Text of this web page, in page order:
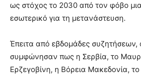
ως στόχος το 2030 από τον φόβο
εσωτερικό για τη μετανάστευση.
Έπειτα από εβδομάδες συζητήσεων,
συμφώνησαν πως η Σερβία, το
Ερζεγοβίνη, η Βόρεια Μακεδονία,